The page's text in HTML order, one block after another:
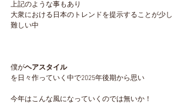
上記のような事もあり
大衆における日本のトレンドを提示することが少し
難しい中
僕がヘアスタイル
を日々作っていく中で2025年後期から思い
今年はこんな風になっていくのでは無いか！